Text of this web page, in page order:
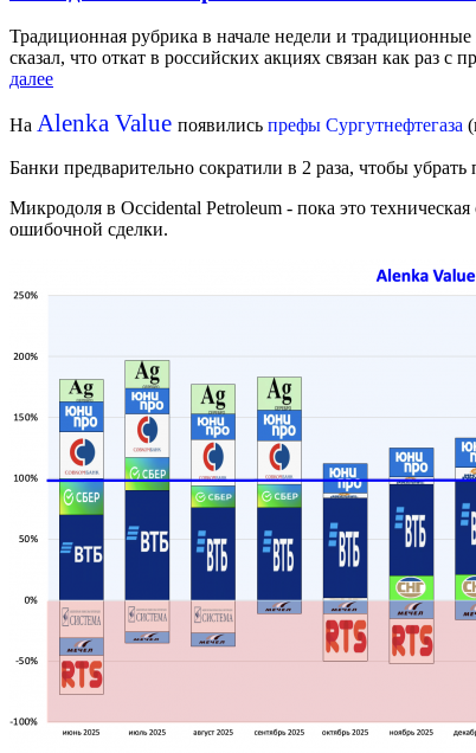
Традиционная рубрика в начале недели и
сказал, что откат в российских акциях связан как
далее
На Alenka Value появились префы Сургутнефтегаза
Банки предварительно сократили в 2 раза, чтобы
Микродоля в Occidental Petroleum - пока это
ошибочной сделки.